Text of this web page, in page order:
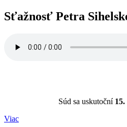
Sťažnosť Petra
Súd sa uskutoční
Viac